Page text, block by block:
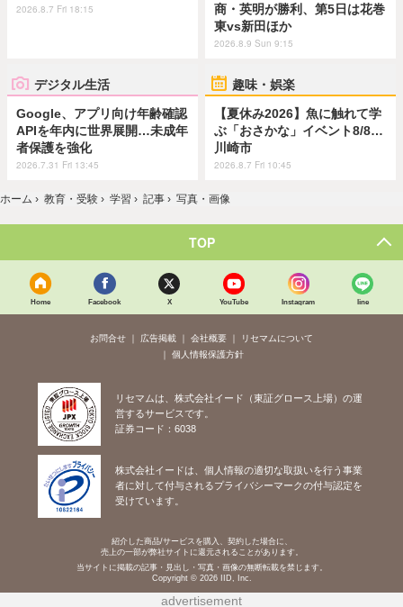
2026.8.7 Fri 18:15
商・英明が勝利、第5日は花巻
東vs新田ほか
2026.8.9 Sun 9:15
デジタル生活
Google、アプリ向け年齢確認
APIを年内に世界展開…未成年
者保護を強化
2026.7.31 Fri 13:45
趣味・娯楽
【夏休み2026】魚に触れて学
ぶ「おさかな」イベント8/8…
川崎市
2026.8.7 Fri 10:45
ホーム › 教育・受験 › 学習 › 記事 › 写真・画像
TOP
Home Facebook X YouTube Instagram line
お問合せ 広告掲載 会社概要
リセマムについて
個人情報保護方針
リセマムは、株式会社イード（東証グロース上場）の運
営するサービスです。
証券コード：6038
株式会社イードは、個人情報の適切な取扱いを行う事業
者に対して付与されるプライバシーマークの付与認定を
受けています。
紹介した商品/サービスを購入、契約した場合に、
売上の一部が弊社サイトに還元されることがあります。
当サイトに掲載の記事・見出し・写真・画像の無断転載を禁じます。
Copyright © 2026 IID, Inc.
advertisement